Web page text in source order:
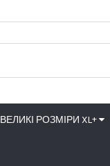
ВЕЛИКІ РОЗМІРИ XL+